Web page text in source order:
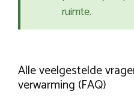
ruimte.
Alle veelgestelde
verwarming (FAQ)